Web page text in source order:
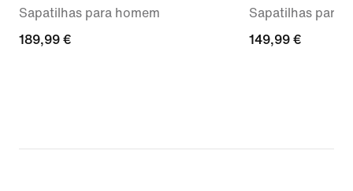
Sapatilhas para homem
189,99
189,99 €
Sapatilhas para
149,99
149,99 €